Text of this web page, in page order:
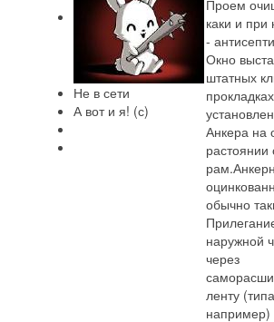
Не в сети
А вот и я! (с)
Проем
каки и при
-
Окно
штатных
Анкера на
растоянии
обычно
наружной
через
ленту
например)